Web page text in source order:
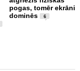
pogas, tomēr ekrāni
dominēs
6